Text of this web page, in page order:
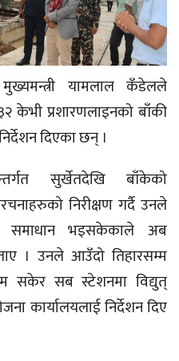
यामलाल कँडेलले
केभी प्रशारणलाइनको बाँकी
दिएका छन् ।
सुर्खेतदेखि बाँकेको
निरीक्षण गर्दै उनले
समाधान भइसकेकाले अब
। उनले आउँदो तिहारसम्म
सकेर सब स्टेशनमा विद्युत्
कार्यालयलाई निर्देशन दिए